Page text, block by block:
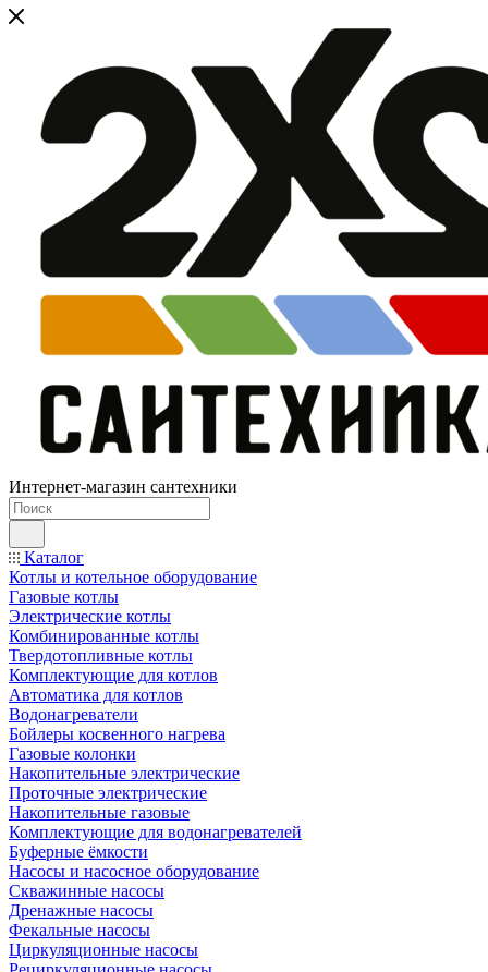
Интернет-магазин сантехники
Каталог
Котлы и котельное оборудование
Газовые котлы
Электрические котлы
Комбинированные котлы
Твердотопливные котлы
Комплектующие для котлов
Автоматика для котлов
Водонагреватели
Бойлеры косвенного нагрева
Газовые колонки
Накопительные электрические
Проточные электрические
Накопительные газовые
Комплектующие для водонагревателей
Буферные ёмкости
Насосы и насосное оборудование
Скважинные насосы
Дренажные насосы
Фекальные насосы
Циркуляционные насосы